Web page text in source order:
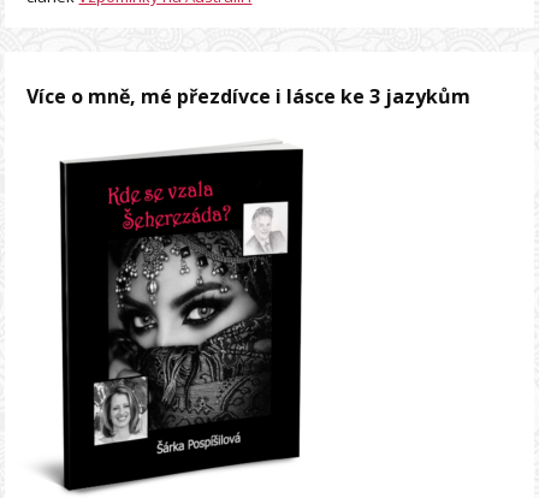
Více o mně, mé přezdívce i lásce ke 3 jazykům